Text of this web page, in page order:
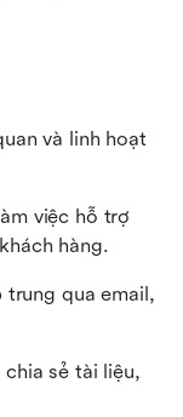
và linh hoạt
việc hỗ trợ
hàng.
qua email,
sẻ tài liệu,